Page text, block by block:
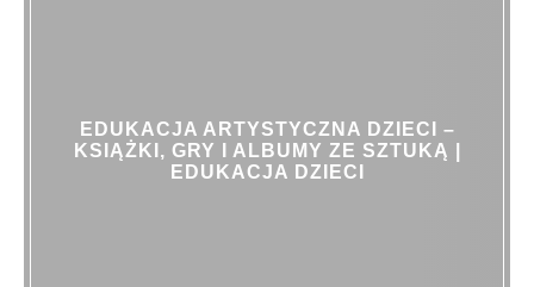
EDUKACJA ARTYSTYCZNA DZIECI –
KSIĄŻKI, GRY I ALBUMY ZE SZTUKĄ |
EDUKACJA DZIECI